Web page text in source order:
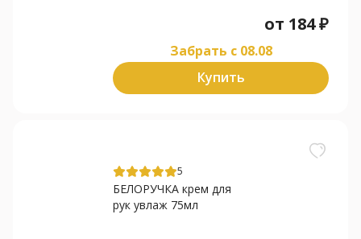
от 184₽
Забрать c 08.08
Купить
5
БЕЛОРУЧКА крем для
рук увлаж 75мл